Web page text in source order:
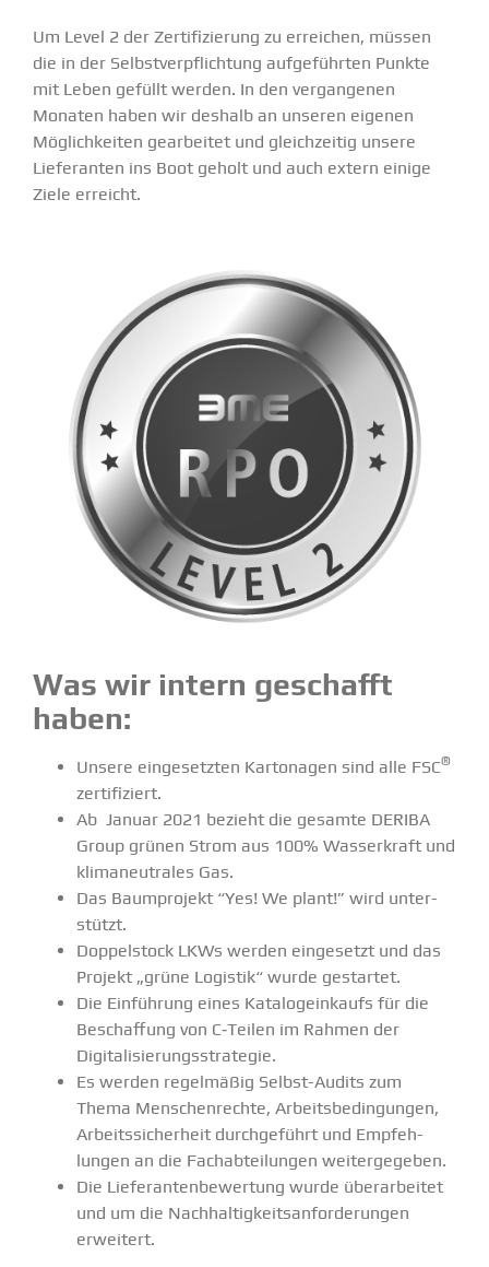
Um Level 2 der Zerti­fi­zierung zu erreichen, müssen
die in der Selbst­ver­pflichtung aufge­führten Punkte
mit Leben gefüllt werden. In den vergan­genen
Monaten haben wir deshalb an unseren eigenen
Möglich­keiten gearbeitet und gleich­zeitig unsere
Liefe­ranten ins Boot geholt und auch extern einige
Ziele erreicht.
Was wir intern geschafft
haben:
Unsere einge­setzten Karto­nagen sind alle FSC®
zerti­fi­ziert.
Ab Januar 2021 bezieht die gesamte DERIBA
Group grünen Strom aus 100% Wasser­kraft und
klima­neu­trales Gas.
Das Baumprojekt “Yes! We plant!” wird unter­
stützt.
Doppel­stock LKWs werden einge­setzt und das
Projekt „grüne Logistik“ wurde gestartet.
Die Einführung eines Katalog­ein­kaufs für die
Beschaffung von C‑Teilen im Rahmen der
Digita­li­sie­rungs­stra­tegie.
Es werden regel­mäßig Selbst-Audits zum
Thema Menschen­rechte, Arbeits­be­din­gungen,
Arbeits­si­cherheit durch­ge­führt und Empfeh­
lungen an die Fachab­tei­lungen weiter­ge­geben.
Die Liefe­ran­ten­be­wertung wurde überar­beitet
und um die Nachhal­tig­keits­an­for­de­rungen
erweitert.